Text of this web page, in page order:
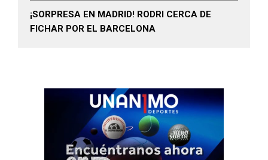
¡SORPRESA EN MADRID! RODRI CERCA DE
FICHAR POR EL BARCELONA